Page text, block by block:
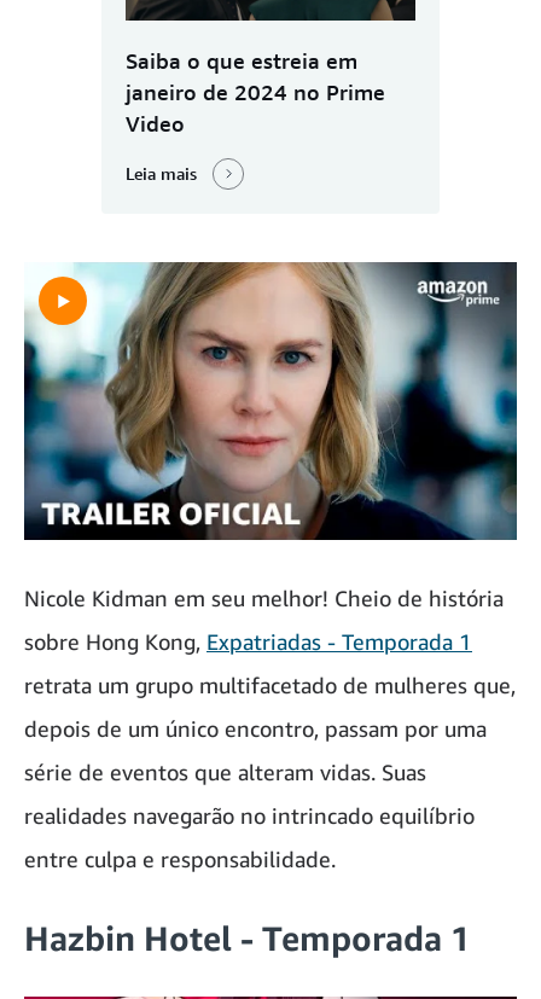
Saiba o que estreia em
janeiro de 2024 no Prime
Video
Leia mais
Nicole Kidman em seu melhor! Cheio de história
sobre Hong Kong, Expatriadas - Temporada 1
retrata um grupo multifacetado de mulheres que,
depois de um único encontro, passam por uma
série de eventos que alteram vidas. Suas
realidades navegarão no intrincado equilíbrio
entre culpa e responsabilidade.
Hazbin Hotel - Temporada 1